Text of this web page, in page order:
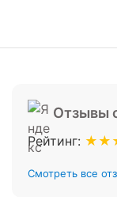
Отзывы
Рейтинг:
Смотреть все